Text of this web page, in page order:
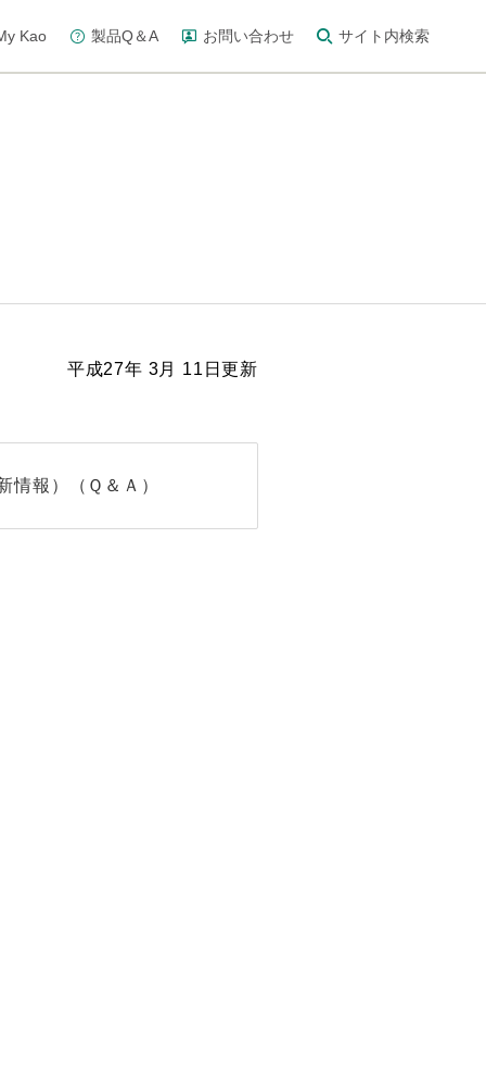
Kao 製品Q＆A お問い合わせ サイト内検索
平成27年 3月 11日更新
情報）（Ｑ＆Ａ）